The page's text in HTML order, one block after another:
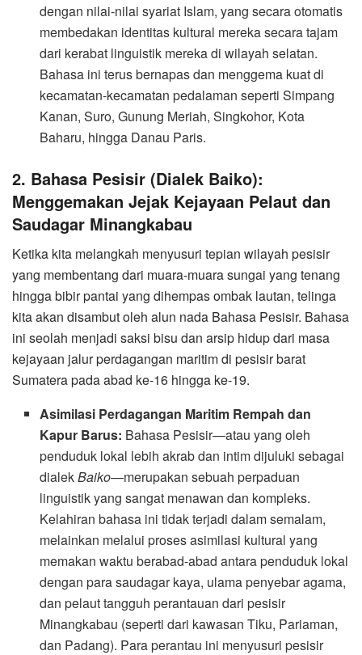
dengan nilai-nilai syariat Islam, yang secara otomatis
membedakan identitas kultural mereka secara tajam
dari kerabat linguistik mereka di wilayah selatan.
Bahasa ini terus bernapas dan menggema kuat di
kecamatan-kecamatan pedalaman seperti Simpang
Kanan, Suro, Gunung Meriah, Singkohor, Kota
Baharu, hingga Danau Paris.
​2. Bahasa Pesisir (Dialek Baiko):
Menggemakan Jejak Kejayaan Pelaut dan
Saudagar Minangkabau
​Ketika kita melangkah menyusuri tepian wilayah pesisir
yang membentang dari muara-muara sungai yang tenang
hingga bibir pantai yang dihempas ombak lautan, telinga
kita akan disambut oleh alun nada Bahasa Pesisir. Bahasa
ini seolah menjadi saksi bisu dan arsip hidup dari masa
kejayaan jalur perdagangan maritim di pesisir barat
Sumatera pada abad ke-16 hingga ke-19.
Asimilasi Perdagangan Maritim Rempah dan
Kapur Barus: Bahasa Pesisir—atau yang oleh
penduduk lokal lebih akrab dan intim dijuluki sebagai
dialekBaiko—merupakan sebuah perpaduan
linguistik yang sangat menawan dan kompleks.
Kelahiran bahasa ini tidak terjadi dalam semalam,
melainkan melalui proses asimilasi kultural yang
memakan waktu berabad-abad antara penduduk lokal
dengan para saudagar kaya, ulama penyebar agama,
dan pelaut tangguh perantauan dari pesisir
Minangkabau (seperti dari kawasan Tiku, Pariaman,
dan Padang). Para perantau ini menyusuri pesisir